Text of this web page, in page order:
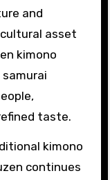
and
asset
kimono
taste.
kimono
continues